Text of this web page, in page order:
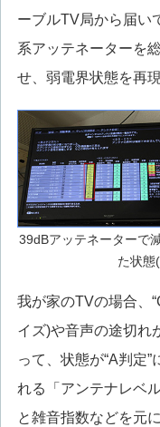
ーブルTV局から届い
系アッテネーターを
せ、弱電界状態を再
39dBアッテネーターで
た状態
我が家のTVの場合、
イズ)や音声の途切れ
って、状態が“A判定
れる「アンテナレベ
と雑音指数などを元